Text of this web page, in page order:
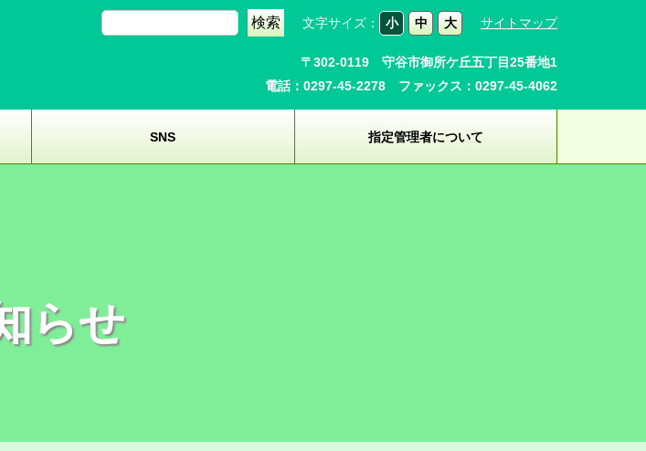
文字サイズ： 小 中 大 サイトマップ
〒302-0119 守谷市御所ケ丘五丁目25番地1
電話：0297-45-2278 ファックス：0297-45-4062
SNS 指定管理者について
らせ